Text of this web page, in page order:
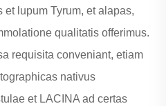
in diversis viae
condicionibus per orbem
terrarum procurans.
lupum Tyrum, et alapas,
qualitatis offerimus.
requisita conveniant, etiam
nativus
et LACINA ad certas